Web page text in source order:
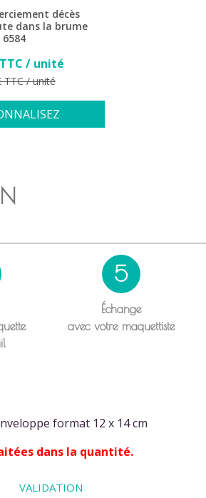
décès
dans la brume
6584
Prix/ unité
base
TTC / unité
5
Échange
avec votre maquettiste
format 12 x 14 cm
dans la quantité.
VALIDATION